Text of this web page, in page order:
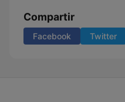
Compartir
Facebook Twitter